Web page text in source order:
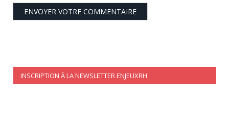
INSCRIPTION À LA NEWSLETTER ENJEUXRH